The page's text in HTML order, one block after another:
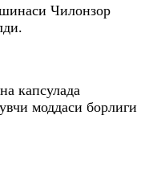
Чилонзор
капсулада
моддаси борлиги